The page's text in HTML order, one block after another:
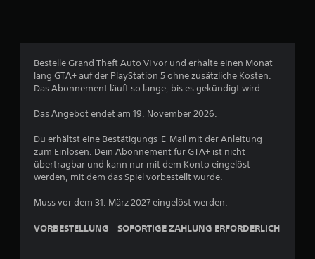
Bestelle Grand Theft Auto VI vor und erhalte einen Monat
lang GTA+ auf der PlayStation 5 ohne zusätzliche Kosten.
Das Abonnement läuft so lange, bis es gekündigt wird.
Das Angebot endet am 19. November 2026.
Du erhältst eine Bestätigungs-E-Mail mit der Anleitung
zum Einlösen. Dein Abonnement für GTA+ ist nicht
übertragbar und kann nur mit dem Konto eingelöst
werden, mit dem das Spiel vorbestellt wurde.
Muss vor dem 31. März 2027 eingelöst werden.
VORBESTELLUNG – SOFORTIGE ZAHLUNG ERFORDERLICH